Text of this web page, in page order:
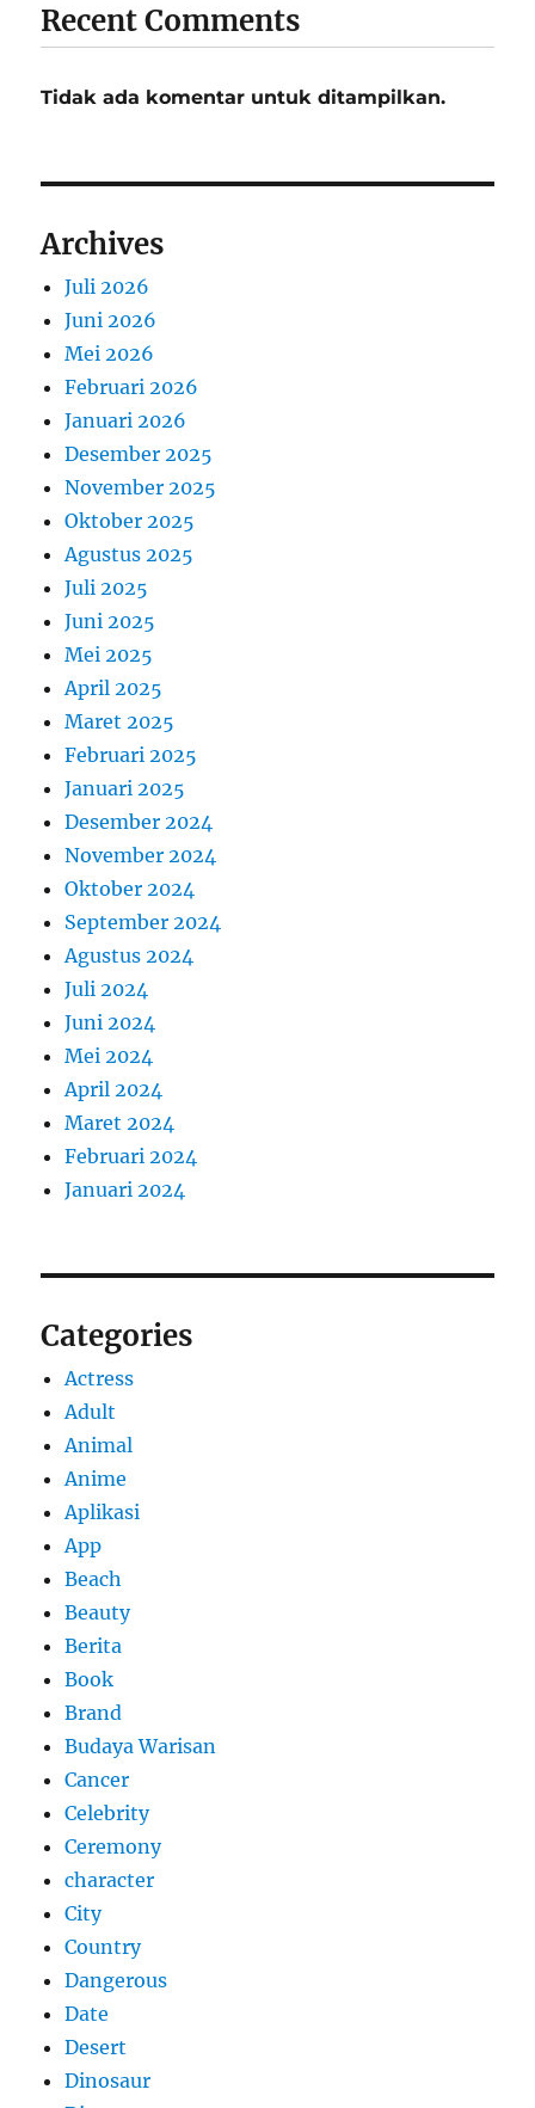
Recent Comments
Tidak ada komentar untuk ditampilkan.
Archives
Juli 2026
Juni 2026
Mei 2026
Februari 2026
Januari 2026
Desember 2025
November 2025
Oktober 2025
Agustus 2025
Juli 2025
Juni 2025
Mei 2025
April 2025
Maret 2025
Februari 2025
Januari 2025
Desember 2024
November 2024
Oktober 2024
September 2024
Agustus 2024
Juli 2024
Juni 2024
Mei 2024
April 2024
Maret 2024
Februari 2024
Januari 2024
Categories
Actress
Adult
Animal
Anime
Aplikasi
App
Beach
Beauty
Berita
Book
Brand
Budaya Warisan
Cancer
Celebrity
Ceremony
character
City
Country
Dangerous
Date
Desert
Dinosaur